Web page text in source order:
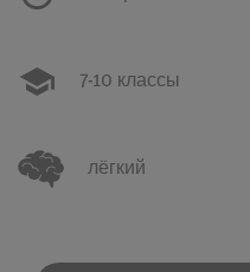
7-10 классы
лёгкий